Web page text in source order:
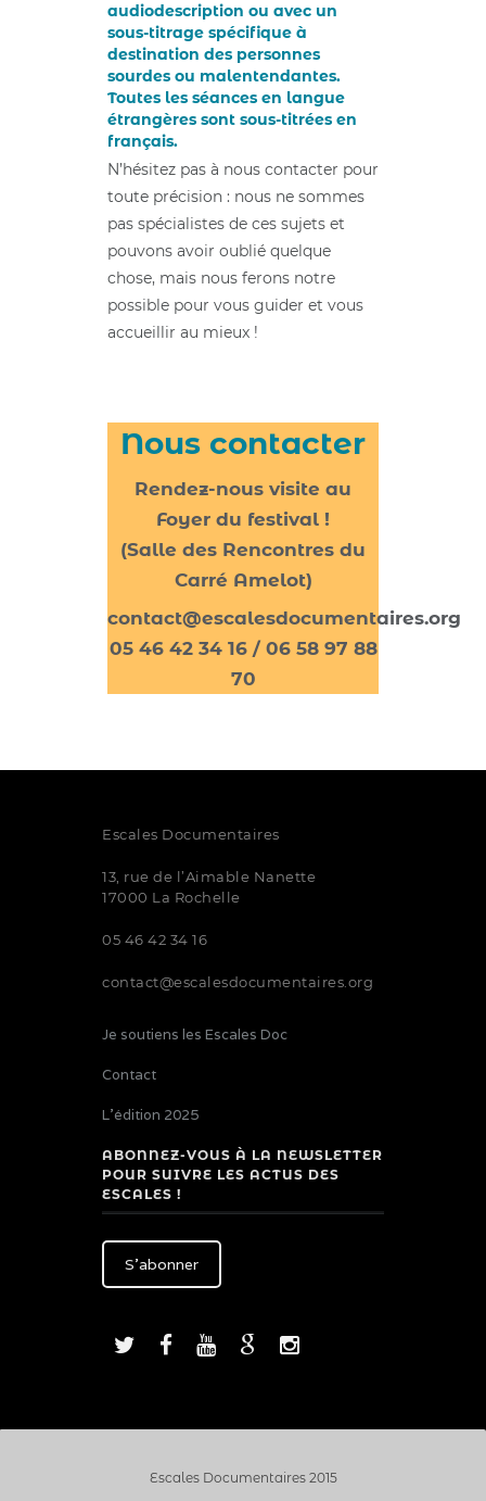
audiodescription ou avec un
sous-titrage spécifique à
destination des personnes
sourdes ou malentendantes.
Toutes les séances en langue
étrangères sont sous-titrées en
français.
N’hésitez pas à nous contacter pour
toute précision : nous ne sommes
pas spécialistes de ces sujets et
pouvons avoir oublié quelque
chose, mais nous ferons notre
possible pour vous guider et vous
accueillir au mieux !
Nous contacter
Rendez-nous visite au
Foyer du festival !
(Salle des Rencontres du
Carré Amelot)
contact@escalesdocumentaires.org
05 46 42 34 16 / 06 58 97 88
70
Escales Documentaires
13, rue de l’Aimable Nanette
17000 La Rochelle
05 46 42 34 16
contact@escalesdocumentaires.org
Je soutiens les Escales Doc
Contact
L’édition 2025
ABONNEZ-VOUS À LA NEWSLETTER
POUR SUIVRE LES ACTUS DES
ESCALES !
S'abonner
Escales Documentaires 2015